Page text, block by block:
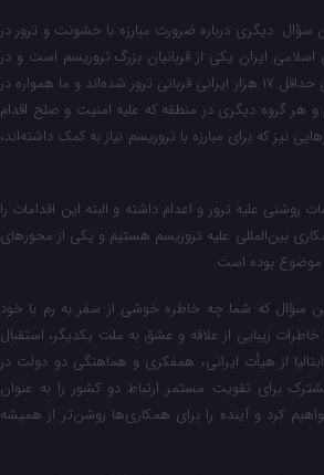
دیگری درباره ضرورت مبارزه با خشونت و ترور در
ایران یکی از قربانیان بزرگ تروریسم است و در
سال‌های پس از انقلاب اسلامی حداقل ۱۷ هزار ایرانی قربانی ترور شده‌اند و ما همواره در
و هر گروه دیگری در منطقه که علیه امنیت و صلح اقدام
نیز که برای مبارزه با تروریسم نیاز به کمک داشته‌اند،
روشنی علیه ترور و اعدام داشته و البته این اقدامات را
بین‌المللی علیه تروریسم هستیم و یکی از محورهای
موضوع بوده است.
سؤال که شما چه خاطره خوشی از سفر به رم با خود
زیبایی از علاقه و عشق به ملت یکدیگر، استقبال
از هیأت ایرانی، همفکری و هماهنگی دو دولت در
برای تقویت مستمر ارتباط دو کشور را به عنوان
کرد و آینده را برای همکاری‌ها روشن‌تر از همیشه